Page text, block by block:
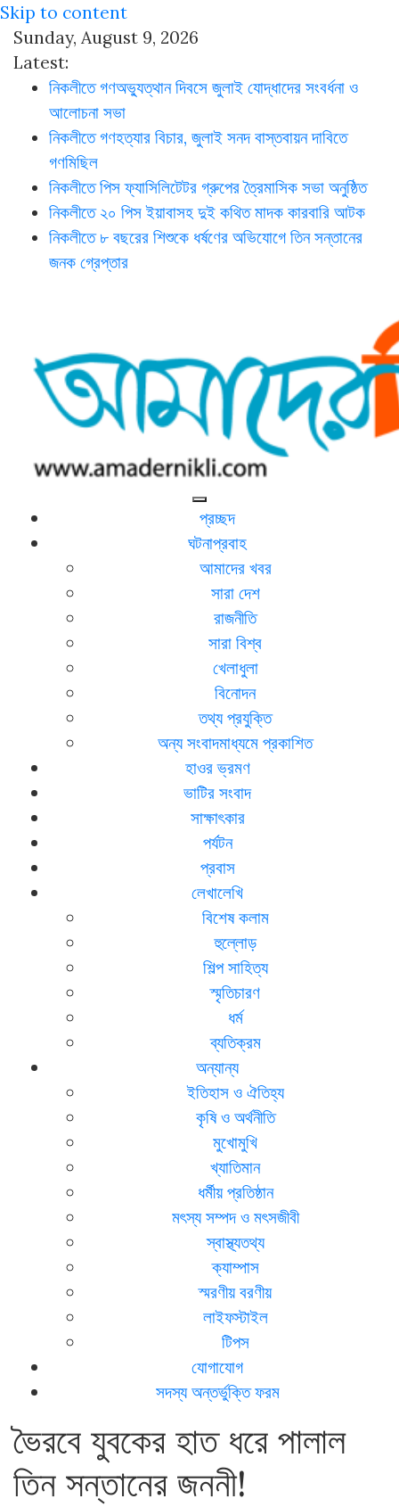
Skip to content
Sunday, August 9, 2026
Latest:
নিকলীতে গণঅভ্যুত্থান দিবসে জুলাই যোদ্ধাদের সংবর্ধনা ও
আলোচনা সভা
নিকলীতে গণহত্যার বিচার, জুলাই সনদ বাস্তবায়ন দাবিতে
গণমিছিল
নিকলীতে পিস ফ্যাসিলিটেটর গ্রুপের ত্রৈমাসিক সভা অনুষ্ঠিত
নিকলীতে ২০ পিস ইয়াবাসহ দুই কথিত মাদক কারবারি আটক
নিকলীতে ৮ বছরের শিশুকে ধর্ষণের অভিযোগে তিন সন্তানের
জনক গ্রেপ্তার
নিকলীর প্রথম অনলাইন সংবাদমাধ্যম
প্রচ্ছদ
ঘটনাপ্রবাহ
আমাদের খবর
সারা দেশ
রাজনীতি
সারা বিশ্ব
খেলাধুলা
বিনোদন
তথ্য প্রযুক্তি
অন্য সংবাদমাধ্যমে প্রকাশিত
হাওর ভ্রমণ
ভাটির সংবাদ
সাক্ষাৎকার
পর্যটন
প্রবাস
লেখালেখি
বিশেষ কলাম
হুল্লোড়
শিল্প সাহিত্য
স্মৃতিচারণ
ধর্ম
ব্যতিক্রম
অন্যান্য
ইতিহাস ও ঐতিহ্য
কৃষি ও অর্থনীতি
মুখোমুখি
খ্যাতিমান
ধর্মীয় প্রতিষ্ঠান
মৎস্য সম্পদ ও মৎসজীবী
স্বাস্থ্যতথ্য
ক্যাম্পাস
স্মরণীয় বরণীয়
লাইফস্টাইল
টিপস
যোগাযোগ
সদস্য অন্তর্ভুক্তি ফরম
ভৈরবে যুবকের হাত ধরে পালাল
তিন সন্তানের জননী!